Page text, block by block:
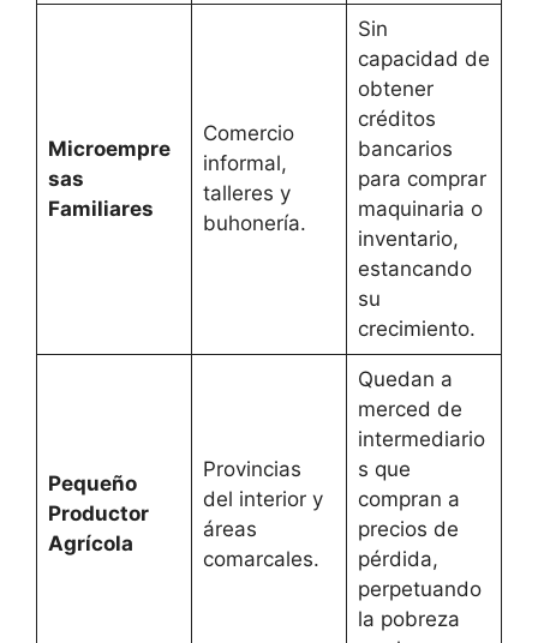
Microempre
sas
Familiares
Comercio
informal,
talleres y
buhonería.
Sin
capacidad de
obtener
créditos
bancarios
para comprar
maquinaria o
inventario,
estancando
su
crecimiento.
Pequeño
Productor
Agrícola
Provincias
del interior y
áreas
comarcales.
Quedan a
merced de
intermediario
s que
compran a
precios de
pérdida,
perpetuando
la pobreza